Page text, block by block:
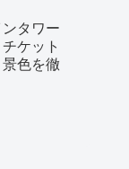
ンタワー
ケット
色を徹